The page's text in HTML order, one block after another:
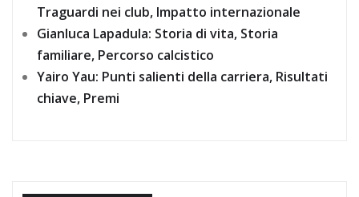
Traguardi nei club, Impatto internazionale
Gianluca Lapadula: Storia di vita, Storia
familiare, Percorso calcistico
Yairo Yau: Punti salienti della carriera, Risultati
chiave, Premi